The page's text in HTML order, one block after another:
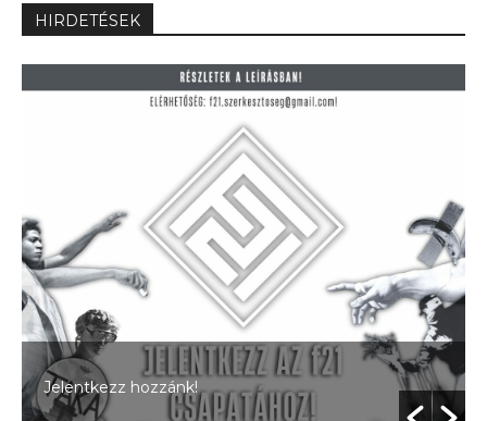
HIRDETÉSEK
Jelentkezz hozzánk!